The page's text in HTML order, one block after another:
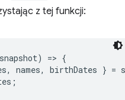
z tej funkcji:
=> {
names, birthDates } =